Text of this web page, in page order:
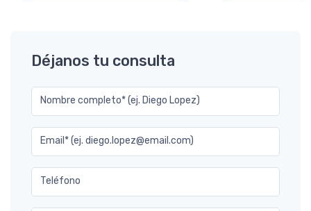
Déjanos tu consulta
Nombre completo* (ej. Diego Lopez)
Email* (ej. diego.lopez@email.com)
Teléfono